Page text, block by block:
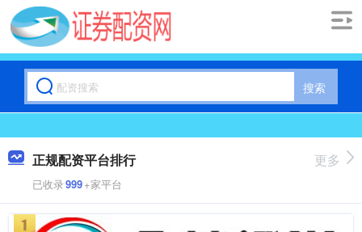
搜索
正规配资平台排行
已收录999+家平台
更多